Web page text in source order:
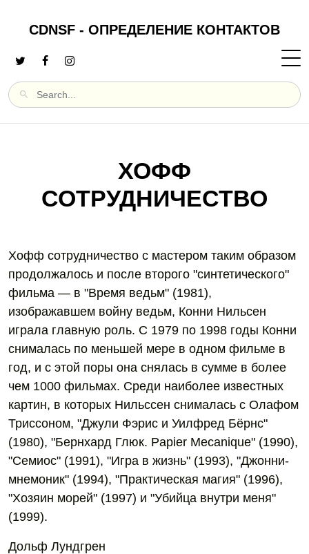
CDNSF - ОПРЕДЕЛЕНИЕ КОНТАКТОВ
ХОФФ
СОТРУДНИЧЕСТВО
Хофф сотрудничество с мастером таким образом
продолжалось и после второго "синтетического"
фильма — в "Время ведьм" (1981),
изображавшем войну ведьм, Конни Нильсен
играла главную роль. С 1979 по 1998 годы Конни
снималась по меньшей мере в одном фильме в
год, и с этой поры она снялась в сумме в более
чем 1000 фильмах. Среди наиболее известных
картин, в которых Нильссен снималась с Олафом
Триссоном, "Джули Фэрис и Уилфред Бёрнс"
(1980), "Бернхард Глюк. Papier Mecanique" (1990),
"Семиос" (1991), "Игра в жизнь" (1993), "Джонни-
мнемоник" (1994), "Практическая магия" (1996),
"Хозяин морей" (1997) и "Убийца внутри меня"
(1999).
Дольф Лундгрен